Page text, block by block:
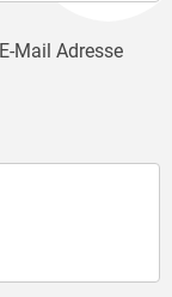
Mail Adresse